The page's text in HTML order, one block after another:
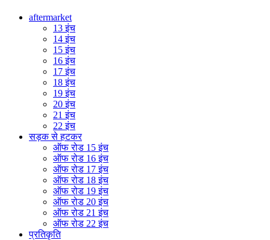
aftermarket
13 इंच
14 इंच
15 इंच
16 इंच
17 इंच
18 इंच
19 इंच
20 इंच
21 इंच
22 इंच
सड़क से हटकर
ऑफ रोड 15 इंच
ऑफ रोड 16 इंच
ऑफ रोड 17 इंच
ऑफ रोड 18 इंच
ऑफ रोड 19 इंच
ऑफ रोड 20 इंच
ऑफ रोड 21 इंच
ऑफ रोड 22 इंच
प्रतिकृति